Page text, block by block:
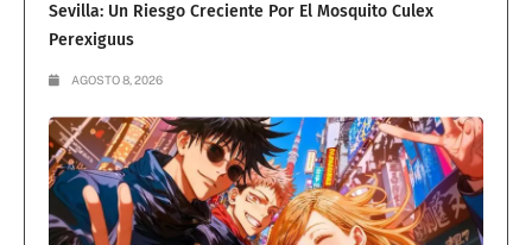
Sevilla: Un Riesgo Creciente Por El Mosquito Culex
Perexiguus
AGOSTO 8, 2026